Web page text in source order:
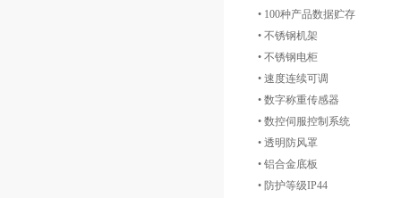
• 100种产品数据贮存
• 不锈钢机架
• 不锈钢电柜
• 速度连续可调
• 数字称重传感器
• 数控伺服控制系统
• 透明防风罩
• 铝合金底板
• 防护等级IP44